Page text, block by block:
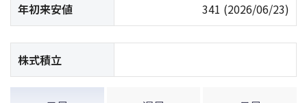
年初来安値 341 (2026/06/23)
株式積立